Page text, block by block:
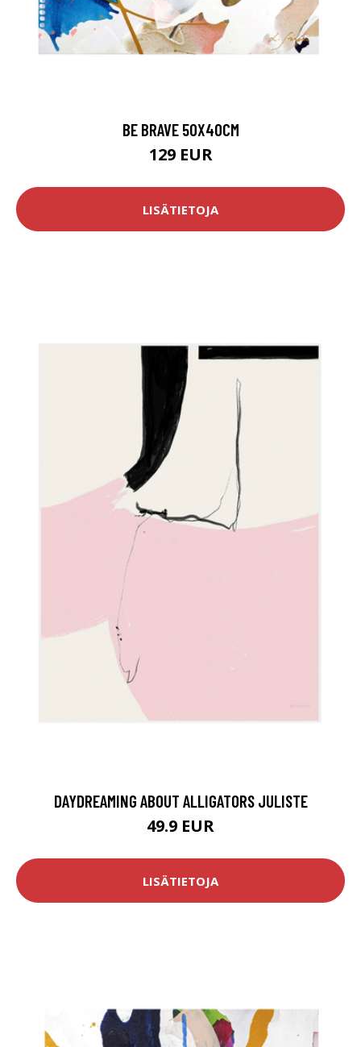
BE BRAVE 50X40CM
129 EUR
LISÄTIETOJA
DAYDREAMING ABOUT ALLIGATORS JULISTE
49.9 EUR
LISÄTIETOJA